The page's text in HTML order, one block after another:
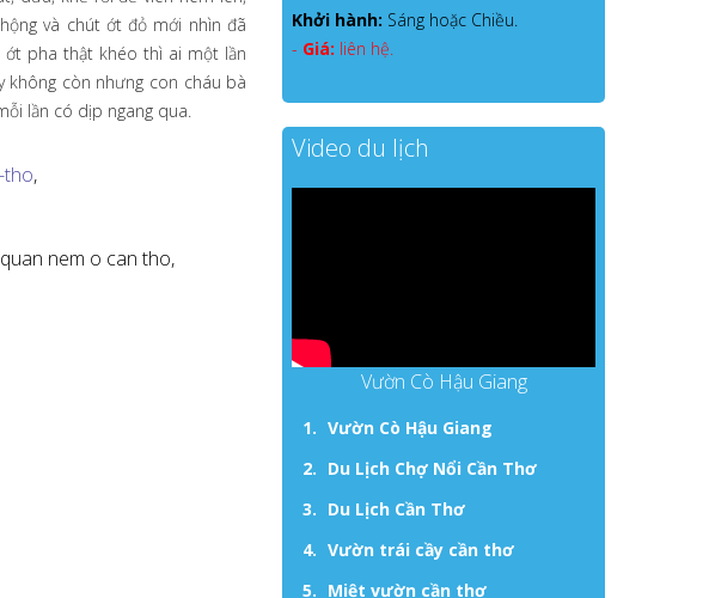
và chút ớt đỏ mới nhìn đã
ớt pha thật khéo thì ai một lần
không còn nhưng con cháu bà
lần có dịp ngang qua.
tho,
quan nem o can tho,
Khởi hành: Sáng hoặc Chiều.
- Giá: liên hệ.
Video du lịch
Vườn Cò Hậu Giang
Vườn Cò Hậu Giang
Du Lịch Chợ Nổi Cần Thơ
Du Lịch Cần Thơ
Vườn trái cầy cần thơ
Miệt vườn cần thơ